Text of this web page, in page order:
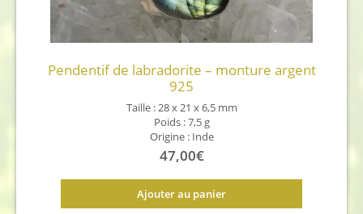
Pendentif de labradorite – monture argent
925
Taille : 28 x 21 x 6,5 mm
Poids : 7,5 g
Origine : Inde
47,00€
Ajouter au panier